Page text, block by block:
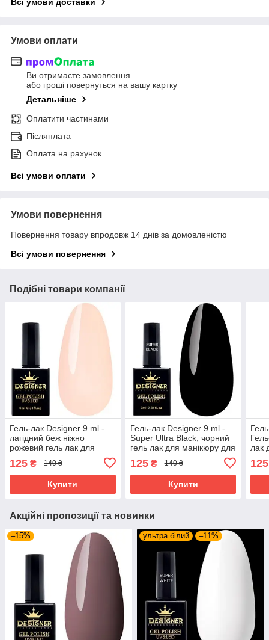
Умови оплати
Ви отримаєте замовлення
або гроші повернуться на вашу картку
Детальніше
Оплатити частинами
Післяплата
Оплата на рахунок
Всі умови оплати
Умови повернення
Повернення товару впродовж 14 днів за домовленістю
Всі умови повернення
Подібні товари компанії
Гель-лак Designer 9 ml -
лагідний беж ніжно
рожевий гель лак для
манікюру для LED лампи,
лак Дизайнер
125 ₴ 140 ₴
Купити
Гель-лак Designer 9 ml -
Super Ultra Black, чорний
гель лак для манікюру для
LED лампи, лак Дизайнер
125₴ 140 ₴
Купити
лак
125
Акційні пропозиції та новинки
–15% ультра білий –11%